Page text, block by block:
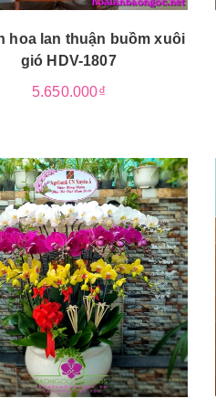
hoa lan thuận buồm xuôi
gió HDV-1807
5.650.000₫